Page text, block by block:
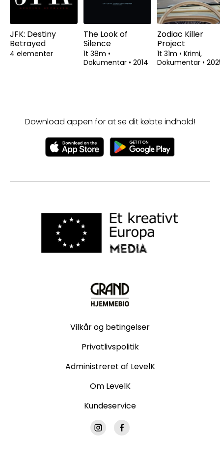
JFK: Destiny
Betrayed
4 elementer
The Look of
Silence
1t 38m •
Dokumentar • 2014
Zodiac Killer
Project
1t 31m • Krimi,
Dokumentar •
Download appen for at se dit købte indhold!
Vilkår og betingelser
Privatlivspolitik
Administreret af LevelK
Om LevelK
Kundeservice